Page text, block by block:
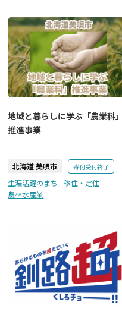
地域と暮らしに学ぶ「農業科」
推進事業
北海道 美唄市 寄付受付終了
生涯活躍のまち
移住・定住
農林水産業